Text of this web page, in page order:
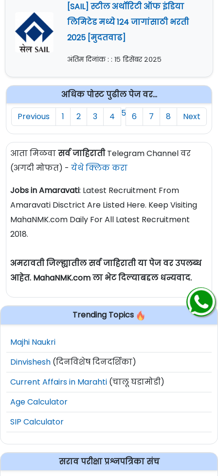
[SAIL] स्टील अथॉरिटी ऑफ इंडिया
लिमिटेड मध्ये 124 जागांसाठी भरती
2025 [मुदतवाढ]
अंतिम दिनांक : : १५ डिसेंबर २०२५
अधिक पोस्ट पुढील पेज वर...
Previous
1 2 3 4 5 6 7 8 Next
आता मिळवासर्व जाहिरातीTelegram Channel वर
(अगदी मोफत) - येथे क्लिक करा
Jobs in Amaravati: Latest Recruitment From
Amaravati Disctrict Are Listed Here. Keep Visiting
MahaNMK.com Daily For All Latest Recruitment
2018.
अमरावती जिल्ह्यातील सर्व जाहिराती या पेज वर उपलब्ध
आहेत. MahaNMK.com ला भेट दिल्याबद्दल धन्यवाद.
Trending Topics
Majhi Naukri
Dinvishesh (दिनविशेष दिनदर्शिका)
Current Affairs in Marahti (चालू घडामोडी)
Age Calculator
SIP Calculator
सराव परीक्षा प्रश्नपत्रिका संच